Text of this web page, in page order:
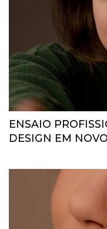
ENSAIO
DESIGN EM